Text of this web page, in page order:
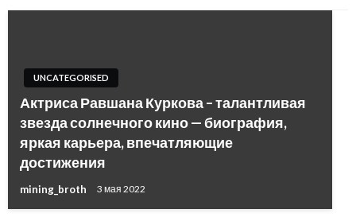
UNCATEGORISED
Актриса Равшана Куркова – талантливая
звезда солнечного кино — биография,
яркая карьера, впечатляющие
достижения
mining_broth 3 мая 2022